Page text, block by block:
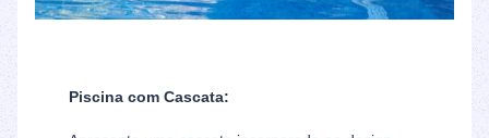
Piscina com Cascata: